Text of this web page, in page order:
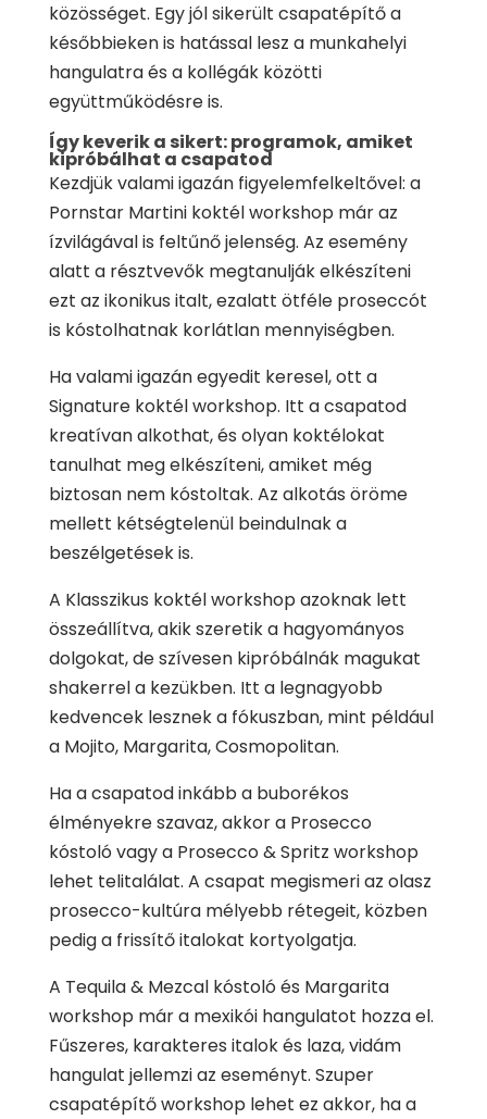
közösséget. Egy jól sikerült csapatépítő a
későbbieken is hatással lesz a munkahelyi
hangulatra és a kollégák közötti
együttműködésre is.
Így keverik a sikert: programok, amiket
kipróbálhat a csapatod
Kezdjük valami igazán figyelemfelkeltővel: a
Pornstar Martini koktél workshop már az
ízvilágával is feltűnő jelenség. Az esemény
alatt a résztvevők megtanulják elkészíteni
ezt az ikonikus italt, ezalatt ötféle proseccót
is kóstolhatnak korlátlan mennyiségben.
Ha valami igazán egyedit keresel, ott a
Signature koktél workshop. Itt a csapatod
kreatívan alkothat, és olyan koktélokat
tanulhat meg elkészíteni, amiket még
biztosan nem kóstoltak. Az alkotás öröme
mellett kétségtelenül beindulnak a
beszélgetések is.
A Klasszikus koktél workshop azoknak lett
összeállítva, akik szeretik a hagyományos
dolgokat, de szívesen kipróbálnák magukat
shakerrel a kezükben. Itt a legnagyobb
kedvencek lesznek a fókuszban, mint például
a Mojito, Margarita, Cosmopolitan.
Ha a csapatod inkább a buborékos
élményekre szavaz, akkor a Prosecco
kóstoló vagy a Prosecco & Spritz workshop
lehet telitalálat. A csapat megismeri az olasz
prosecco-kultúra mélyebb rétegeit, közben
pedig a frissítő italokat kortyolgatja.
A Tequila & Mezcal kóstoló és Margarita
workshop már a mexikói hangulatot hozza el.
Fűszeres, karakteres italok és laza, vidám
hangulat jellemzi az eseményt. Szuper
csapatépítő workshop lehet ez akkor, ha a